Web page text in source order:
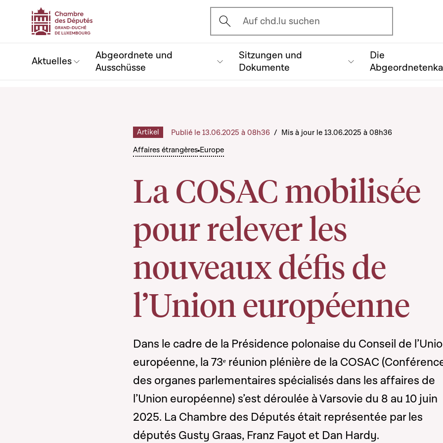
Ouvrir l'écran de recherche
Auf chd.lu suchen
Aktuelles
Abgeordnete und
Ausschüsse
Sitzungen und
Dokumente
Die
Affaires étrangères Europe
La COSAC mobilisée
pour relever les
nouveaux défis de
l’Union européenne
Artikel Publié le 13.06.2025 à 08h36 / Mis à jour le 13.06.2025 à 08h36
Dans le cadre de la Présidence polonaise du Conseil de
européenne, la 73ᵉ réunion plénière de la COSAC
des organes parlementaires spécialisés dans les affaires de
l’Union européenne) s’est déroulée à Varsovie du 8 au 10 juin
2025. La Chambre des Députés était représentée par les
députés Gusty Graas, Franz Fayot et Dan Hardy.